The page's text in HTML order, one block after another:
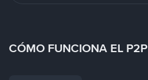
CÓMO FUNCIONA EL P2P